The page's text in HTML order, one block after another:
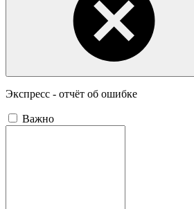
Экспресс - отчёт об ошибке
Важно